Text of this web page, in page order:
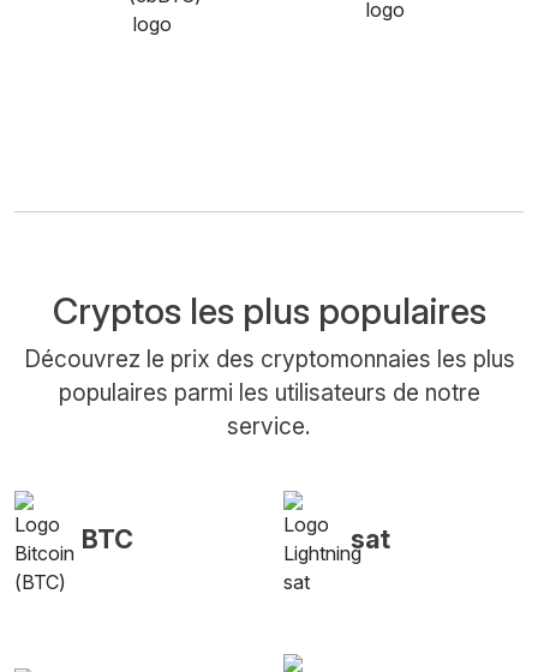
Cryptos les plus populaires
Découvrez le prix des cryptomonnaies les plus
populaires parmi les utilisateurs de notre
service.
BTC sat